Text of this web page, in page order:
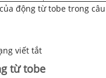
động từ tobe trong
viết tắt
từ tobe